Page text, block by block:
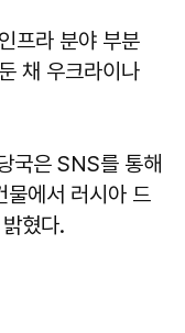
프라 분야 부분
채 우크라이나
국은 SNS를 통해
물에서 러시아 드
혔다.